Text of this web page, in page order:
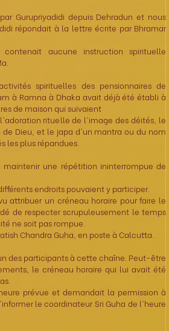
Gurupriyadidi depuis Dehradun et nous
répondait à la lettre écrite par Bhramar
aucune instruction spirituelle
spirituelles des pensionnaires de
à Ramna à Dhaka avait déjà été établi à
de maison qui suivaient
rituelle de l'image des déités, le
Dieu, et le japa d'un mantra ou du nom
les plus répandues.
une répétition ininterrompue de
endroits pouvaient y participer.
attribuer un créneau horaire pour faire le
de respecter scrupuleusement le temps
ne soit pas rompue.
Chandra Guha, en poste à Calcutta.
des participants à cette chaîne. Peut-être
le créneau horaire qui lui avait été
prévue et demandait la permission à
le coordinateur Sri Guha de l'heure